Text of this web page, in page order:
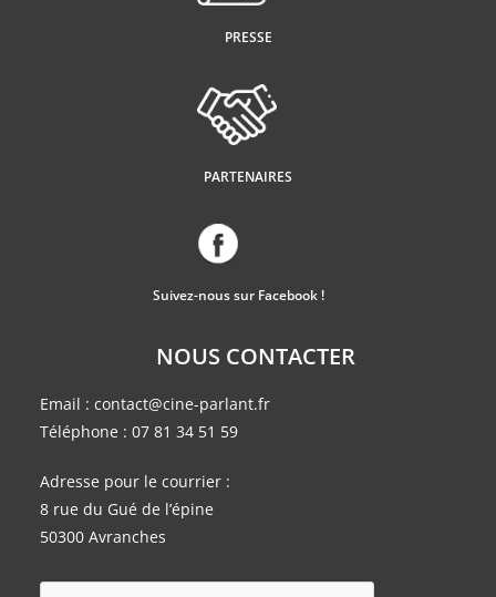
PRESSE
PARTENAIRES
Suivez-nous sur Facebook !
NOUS CONTACTER
Email : contact@cine-parlant.fr
Téléphone : 07 81 34 51 59
Adresse pour le courrier :
8 rue du Gué de l’épine
50300 Avranches